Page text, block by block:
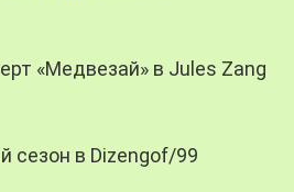
«Медвезай» в Jules Zang
сезон в Dizengof/99